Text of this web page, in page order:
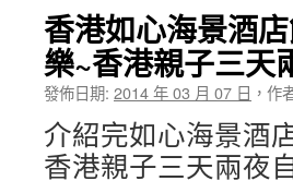
帶
嬰
兒
出
國
自
助
旅
妹
愛
旅
行】
香
港
親
子
香港如心海景酒
樂~香港親子三天
發佈日期: 2014 年 03 月 07 日 ， 作
介紹完如心海景酒
香港親子三天兩夜